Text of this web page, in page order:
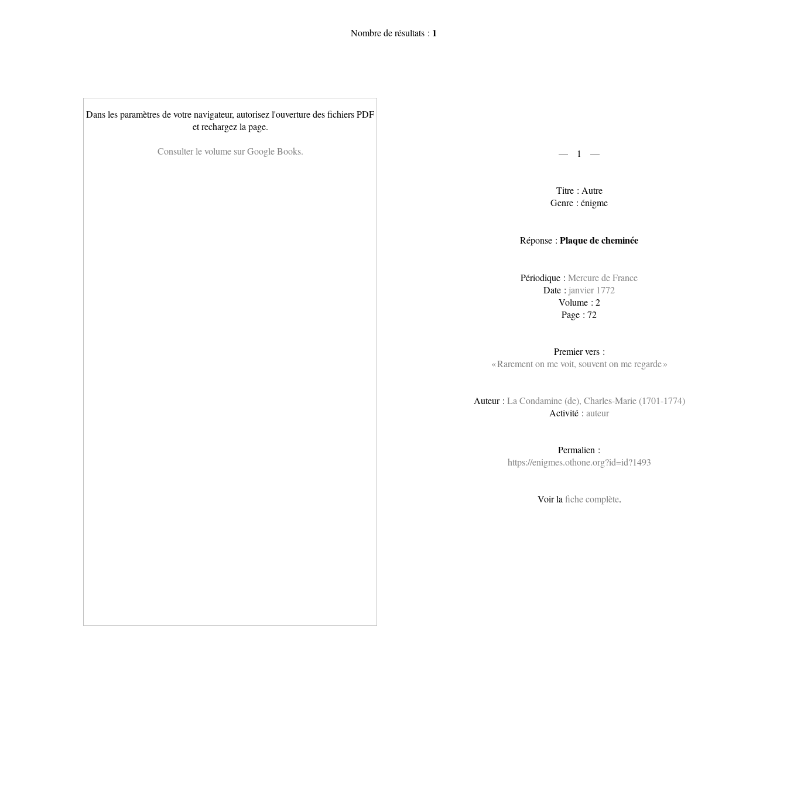
Nombre de résultats : 1
Dans les paramètres de votre navigateur, autorisez l'ouverture des fichiers PDF
et rechargez la page.
Consulter le volume sur Google Books.
— 1 —
Titre : Autre
Genre : énigme
Réponse :Plaque de cheminée
Périodique :Mercure de France
Date : janvier 1772
Volume : 2
Page : 72
Premier vers :
« Rarement on me voit, souvent on me regarde »
Auteur : La Condamine (de), Charles-Marie (1701-1774)
Activité :auteur
Permalien :
https://enigmes.othone.org?id=id?1493
Voir la fiche complète.